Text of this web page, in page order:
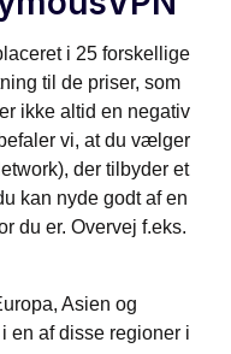
i 25 forskellige
til de priser, som
ikke altid en negativ
vi, at du vælger
der tilbyder et
kan nyde godt af en
du er. Overvej f.eks.
Asien og
en af disse regioner i